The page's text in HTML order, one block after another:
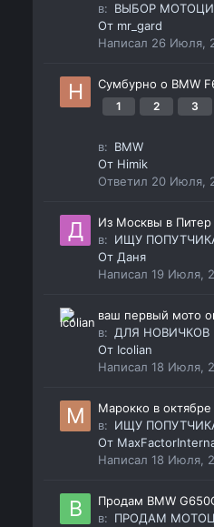
в: ВЫБОР
От mr_gard
Написал 26 Июля,
Сумбурно о BMW
1 2 3
в: BMW
От Himik
Ответил 20 Июля,
Из Москвы в Питер
в: ИЩУ
ОтДаня
Написал19 Июля,
ваш первый мото
в: ДЛЯ НОВИЧКОВ
От Icolian
Написал18 Июля,
Марокко в октябре
в: ИЩУ
От
Написал18 Июля,
Продам BMW
в: ПРОДАМ